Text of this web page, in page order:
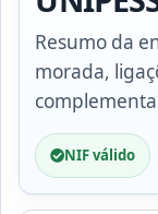
Resumo da
morada,
NIF válido